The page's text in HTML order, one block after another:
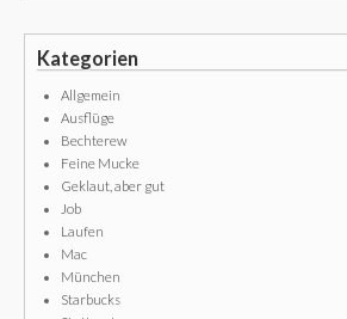
Kategorien
Allgemein
Ausflüge
Bechterew
Feine Mucke
Geklaut, aber gut
Job
Laufen
Mac
München
Starbucks